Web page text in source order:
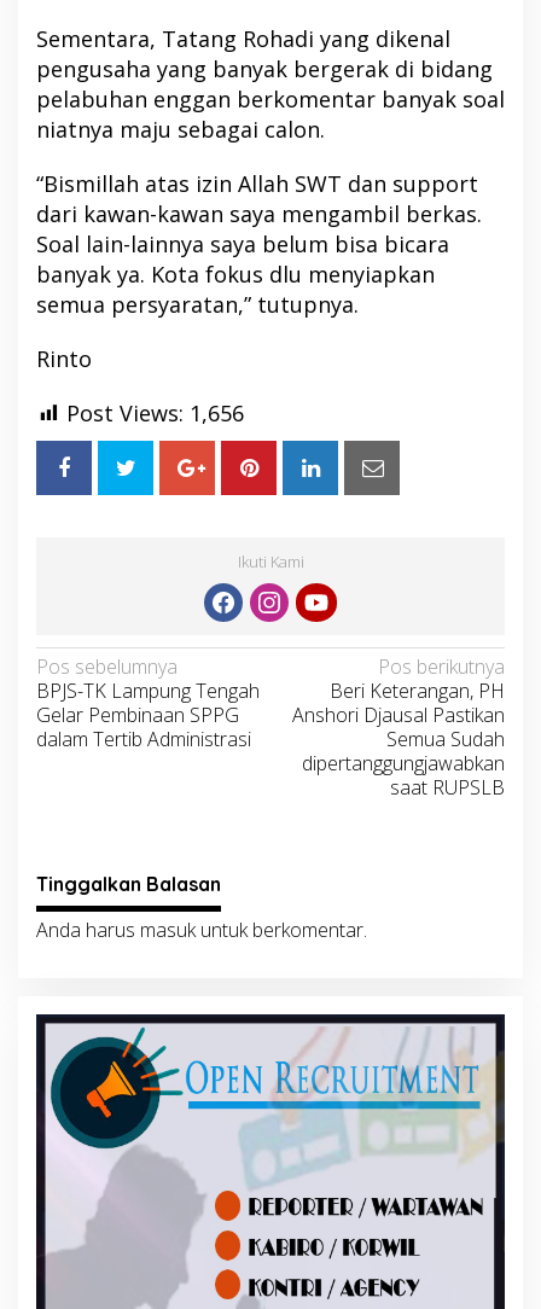
Sementara, Tatang Rohadi yang dikenal
pengusaha yang banyak bergerak di bidang
pelabuhan enggan berkomentar banyak soal
niatnya maju sebagai calon.
“Bismillah atas izin Allah SWT dan support
dari kawan-kawan saya mengambil berkas.
Soal lain-lainnya saya belum bisa bicara
banyak ya. Kota fokus dlu menyiapkan
semua persyaratan,” tutupnya.
Rinto
Post Views: 1,656
Ikuti Kami
Navigasi
pos
Pos sebelumnya
BPJS-TK Lampung Tengah
Gelar Pembinaan SPPG
dalam Tertib Administrasi
Pos berikutnya
Beri Keterangan, PH
Anshori Djausal Pastikan
Semua Sudah
dipertanggungjawabkan
saat RUPSLB
Tinggalkan Balasan
Anda harus masukuntuk berkomentar.